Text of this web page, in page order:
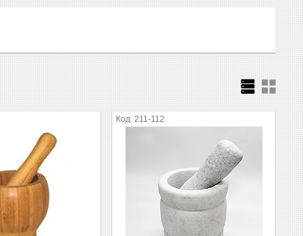
211-112